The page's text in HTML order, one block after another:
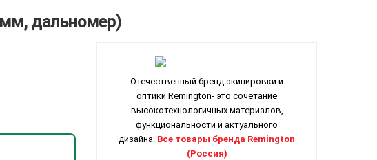
дальномер)
Отечественный бренд экипировки и
оптики Remington- это сочетание
высокотехнологичных материалов,
функциональности и актуального
дизайна. Все товары бренда Remington
(Россия)